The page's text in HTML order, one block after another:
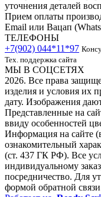
уточнения деталей
Прием оплаты
Email или Вацап
ТЕЛЕФОНЫ
+7(902) 044*11*97
Тех. поддержка сайта
МЫ В СОЦСЕТЯХ
2026. Все права
изделия и условия их
дату. Изображения
Представленные на
ввиду особенностей
Информация на сайте
ознакомительный
(ст. 437 ГК РФ). Все
индивидуальному
посредничество. Для
формой обратной